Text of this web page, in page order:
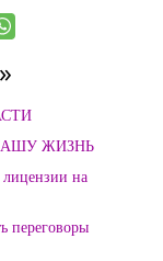
ЖИЗНЬ
на
переговоры